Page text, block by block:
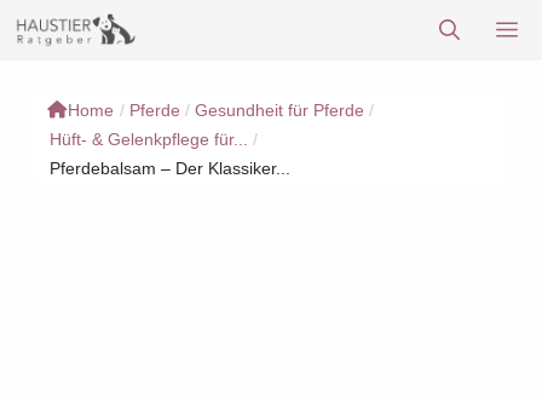
Inhalt
Home / Pferde / Gesundheit für Pferde /
Hüft- & Gelenkpflege für...
/
Pferdebalsam – Der Klassiker...